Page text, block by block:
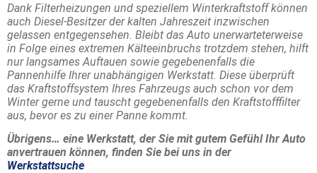
Dank Filterheizungen und speziellem Winterkraftstoff können
auch Diesel-Besitzer der kalten Jahreszeit inzwischen
gelassen entgegensehen. Bleibt das Auto unerwarteterweise
in Folge eines extremen Kälteeinbruchs trotzdem stehen, hilft
nur langsames Auftauen sowie gegebenenfalls die
Pannenhilfe Ihrer unabhängigen Werkstatt. Diese überprüft
das Kraftstoffsystem Ihres Fahrzeugs auch schon vor dem
Winter gerne und tauscht gegebenenfalls den Kraftstofffilter
aus, bevor es zu einer Panne kommt.
Übrigens… eine Werkstatt, der Sie mit gutem Gefühl Ihr Auto
anvertrauen können, finden Sie bei uns in der
Werkstattsuche